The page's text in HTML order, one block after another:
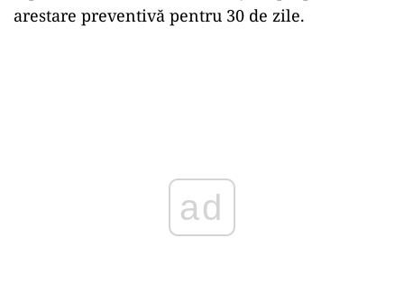
arestare preventivă pentru 30 de zile.
ad